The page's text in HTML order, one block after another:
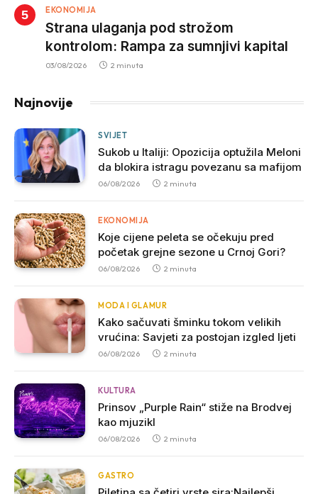
EKONOMIJA
Strana ulaganja pod strožom
kontrolom: Rampa za sumnjivi kapital
03/08/2026 2 minuta
Najnovije
SVIJET
Sukob u Italiji: Opozicija optužila Meloni
da blokira istragu povezanu sa mafijom
06/08/2026 2 minuta
EKONOMIJA
Koje cijene peleta se očekuju pred
početak grejne sezone u Crnoj Gori?
06/08/2026 2 minuta
MODA I GLAMUR
Kako sačuvati šminku tokom velikih
vrućina: Savjeti za postojan izgled ljeti
06/08/2026 2 minuta
KULTURA
Prinsov „Purple Rain“ stiže na Brodvej
kao mjuzikl
06/08/2026 2 minuta
GASTRO